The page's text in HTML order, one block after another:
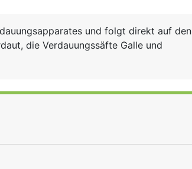
und folgt direkt auf den
die Verdauungssäfte Galle und